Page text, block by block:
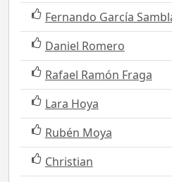
Fernando García
Daniel Romero
Rafael Ramón Fraga
Lara Hoya
Rubén Moya
Christian